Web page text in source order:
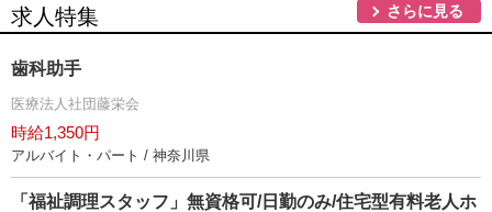
求人特集 さらに見る
歯科助手
医療法人社団藤栄会
時給1,350円
アルバイト・パート / 神奈川県
「福祉調理スタッフ」無資格可/日勤のみ/住宅型有料老人ホ